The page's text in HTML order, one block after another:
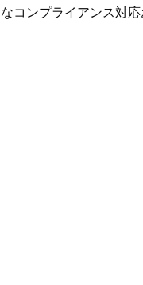
コンプライアンス対